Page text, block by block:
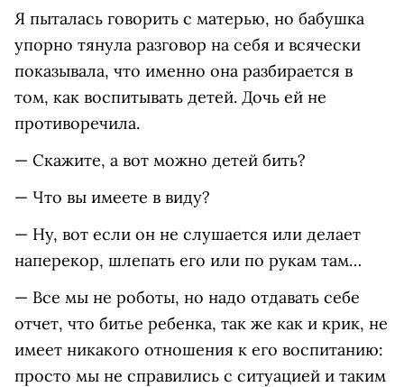
Я пыталась говорить с матерью, но бабушка
упорно тянула разговор на себя и всячески
показывала, что именно она разбирается в
том, как воспитывать детей. Дочь ей не
противоречила.
— Скажите, а вот можно детей бить?
— Что вы имеете в виду?
— Ну, вот если он не слушается или делает
наперекор, шлепать его или по рукам там…
— Все мы не роботы, но надо отдавать себе
отчет, что битье ребенка, так же как и крик, не
имеет никакого отношения к его воспитанию:
просто мы не справились с ситуацией и таким